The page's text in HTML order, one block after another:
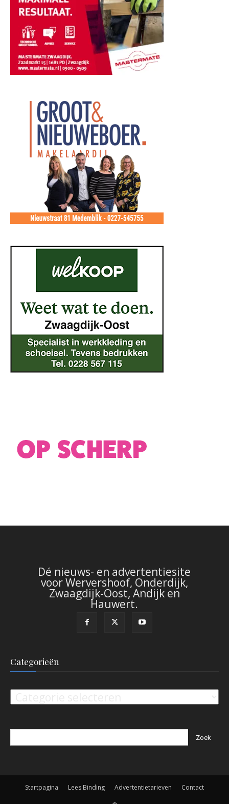
Dé nieuws- en advertentiesite
voor Wervershoof, Onderdijk,
Zwaagdijk-Oost, Andijk en
Hauwert.
Categorieën
Categorieën
Startpagina Lees Binding Advertentietarieven Contact